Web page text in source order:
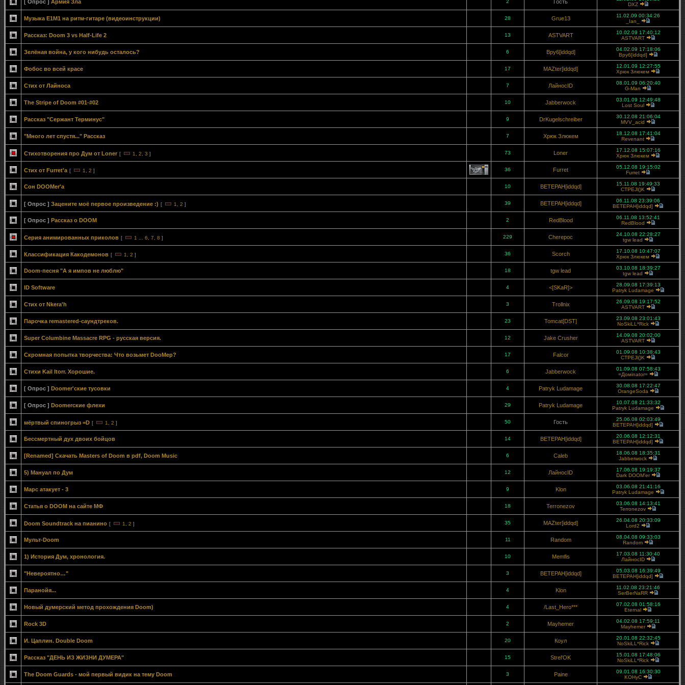
[ Опрос ] Армия Зла 2 Гость
DXZ
Музыка E1M1 на ритм-гитаре (видеоинструкции) 28 Grue13
11.02.09 00:34:26
_Ian_
Рассказ: Doom 3 vs Half-Life 2 13 ASTVART
10.02.09 17:40:12
ASTVART
Зелёная война, у кого нибудь осталось? 6 Bpy6[iddqd]
04.02.09 17:18:06
Bpy6[iddqd]
Фобос во всей красе 17 MAZter[iddqd]
12.01.09 12:27:55
Хрюк Злюкем
Стих от Лайноса 7 ЛайносID
08.01.09 06:20:40
G-Man
The Stripe of Doom #01-#02 10 Jabberwock
03.01.09 12:49:48
Lost Soul
Рассказ "Сержант Терминус" 9 DrKugelschreiber
30.12.08 21:06:04
MVV_acid
"Много лет спустя..." Рассказ 7 Хрюк Злюкем
18.12.08 17:41:04
Revenant
Стихотворения про Дум от Loner [ 1 2 3 ] 73 Loner
17.12.08 15:07:16
Хрюк Злюкем
Стих от Furret'а [ 1 2 ] 36 Furret
05.12.08 19:15:02
Furret
Сон DOOMer'a 10 BETEPAH[iddqd]
15.11.08 19:49:33
CTPEJl()K
[ Опрос ] Зацените моё первое произведение :) [ 1 2 ] 39 BETEPAH[iddqd]
06.11.08 23:39:06
BETEPAH[iddqd]
[ Опрос ] Рассказ о DOOM 2 RedBlood
06.11.08 13:52:41
RedBlood
Серия анимированных приколов [ 1 6 7 8 ] 229 Cherepoc
24.10.08 22:28:27
tgw lead
Классификация Какодемонов [ 1 2 ] 36 Scorch
17.10.08 10:47:07
Хрюк Злюкем
Doom-песня "А я импов не люблю" 18 tgw lead
03.10.08 18:39:27
tgw lead
ID Software 4 <[SKaR]>
28.09.08 17:39:13
Patryk Ludamage
Стих от Nkera'h 3 Trollnix
26.09.08 19:17:52
ASTVART
Парочка remastered-саундтреков. 23 Tomcat[DST]
23.09.08 23:01:43
NoSkiLL*Rick
Super Columbine Massacre RPG - русская версия. 12 Jake Crusher
14.09.08 20:02:00
ASTVART
Скромная попытка творчества: Что возьмет DooMер? 17 Falcor
01.09.08 10:38:43
CTPEJl()K
Стихи Kail Itorr. Хорошие. 6 Jabberwock
01.09.08 07:58:43
=Домinator=
[ Опрос ] Doomer'ские тусовки 4 Patryk Ludamage
30.08.08 17:22:47
OrangeSoda
[ Опрос ] Doomerские флехи 29 Patryk Ludamage
10.07.08 21:33:32
Patryk Ludamage
мёртвый спиногрыз =D [ 1 2 ] 50 Гость
25.06.08 02:03:49
BETEPAH[iddqd]
Бессмертный дух двоих бойцов 14 BETEPAH[iddqd]
20.06.08 12:12:31
BETEPAH[iddqd]
[Renamed] Скачать Masters of Doom в pdf, Doom Music 6 Caleb
18.06.08 18:35:31
Jabberwock
5) Мануал по Дум 12 ЛайносID
17.06.08 19:19:37
Dark DOOM'er
Марс атакует - 3 9 Klon
03.06.08 21:41:16
Patryk Ludamage
Статья о DOOM на сайте МФ 18 Terronezov
03.06.08 14:13:41
Terronezov
Doom Soundtrack на пианино [ 1 2 ] 35 MAZter[iddqd]
26.04.08 20:33:09
Lord2
Мульт-Doom 11 Random
08.04.08 09:33:03
Random
1) История Дум, хронология. 10 Memfis
17.03.08 11:30:40
ЛайносID
"Невероятно…" 3 BETEPAH[iddqd]
05.03.08 16:39:49
BETEPAH[iddqd]
Паранойя... 4 Klon
11.02.08 23:21:46
SerBerNaRR
Новый думерский метод прохождения Doom) 4 /Last_Hero***
07.02.08 01:58:16
Eternal
Rock 3D 2 Mayhemer
04.02.08 17:59:11
Mayhemer
И. Цаплин. Double Doom 20 Коул
20.01.08 22:32:45
NoSkiLL*Rick
Рассказ "ДЕНЬ ИЗ ЖИЗНИ ДУМЕРА" 15 Strel'OK
15.01.08 17:48:06
NoSkiLL*Rick
The Doom Guards - мой первый видик на тему Doom 3 Paine
09.01.08 16:30:30
KOHyC